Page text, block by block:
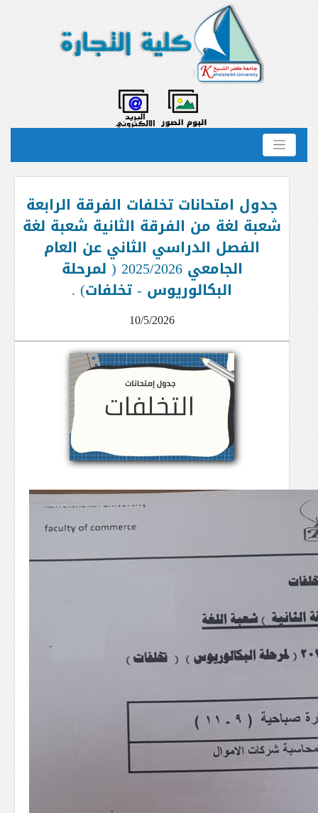
جدول امتحانات تخلفات الفرقة الرابعة
شعبة لغة من الفرقة الثانية شعبة لغة
الفصل الدراسي الثاني عن العام
الجامعي 2025/2026 ( لمرحلة
البكالوريوس - تخلفات) .
10/5/2026